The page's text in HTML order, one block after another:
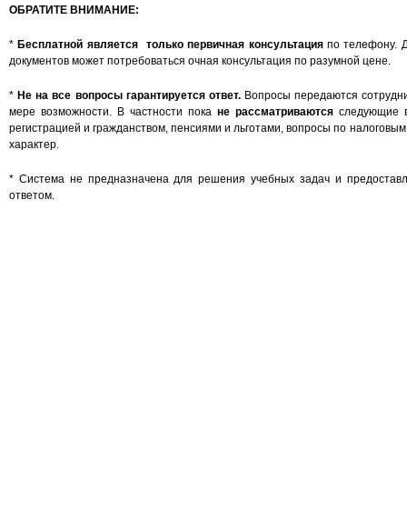
ОБРАТИТЕ ВНИМАНИЕ:
* Бесплатной является только первичная консультацияпо телефону.
документов может потребоваться очная консультация по разумной цене.
* Не на все вопросы гарантируется ответ.Вопросы передаются
мере возможности. В частности пока не рассматриваются следующие
регистрацией и гражданством, пенсиями и льготами, вопросы по
характер.
* Система не предназначена для решения учебных задач и
ответом.